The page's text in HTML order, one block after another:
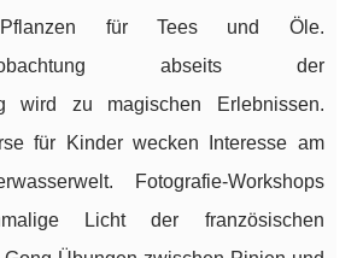
Pflanzen für Tees und Öle.
Beobachtung abseits der
wird zu magischen Erlebnissen.
für Kinder wecken Interesse am
Fotografie-Workshops
Licht der französischen